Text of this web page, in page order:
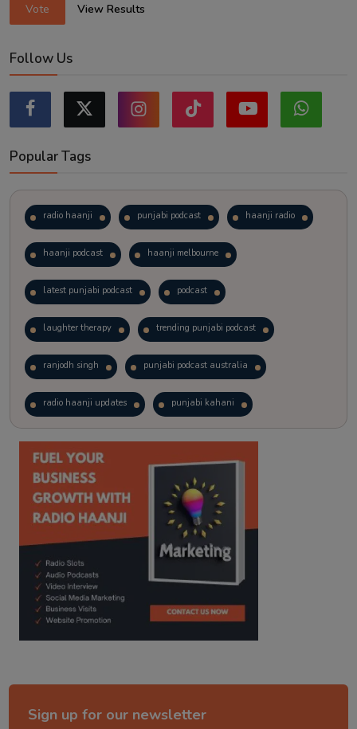
Vote View Results
Follow Us
Popular Tags
radio haanji punjabi podcast haanji radio
haanji podcast haanji melbourne
latest punjabi podcast podcast
laughter therapy trending punjabi podcast
ranjodh singh punjabi podcast australia
radio haanji updates punjabi kahani
kitaab kahani punjabi story
Sign up for our newsletter